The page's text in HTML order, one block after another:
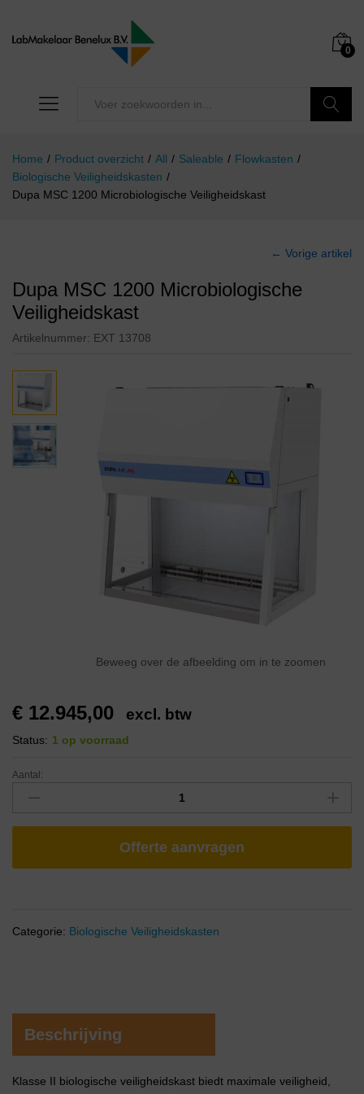
0
Home / Product overzicht / All / Saleable / Flowkasten /
Biologische Veiligheidskasten /
Dupa MSC 1200 Microbiologische Veiligheidskast
← Vorige artikel
Dupa MSC 1200 Microbiologische
Veiligheidskast
Artikelnummer: EXT 13708
Beweeg over de afbeelding om in te zoomen
€ 12.945,00 excl. btw
Status: 1 op voorraad
Aantal:
Offerte aanvragen
Categorie: Biologische Veiligheidskasten
Beschrijving
Klasse II biologische veiligheidskast biedt maximale veiligheid,